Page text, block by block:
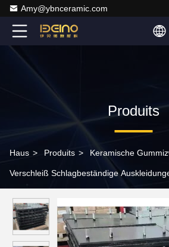
Amy@ybnceramic.com
Produits
Haus > Produits > Keramische
Verschleiß Schlagbeständige